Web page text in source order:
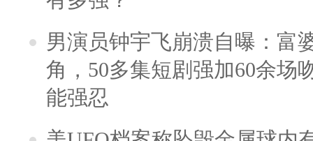
男演员钟宇飞崩溃自曝：富
角，50多集短剧强加60余场
能强忍